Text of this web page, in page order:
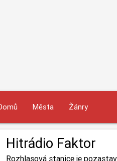
Města Žánry
Hitrádio Faktor
Rozhlasová stanice je